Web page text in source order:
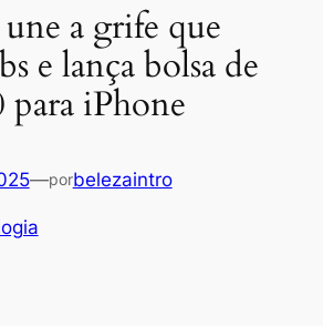
a grife que
e lança bolsa de
para iPhone
—porbelezaintro